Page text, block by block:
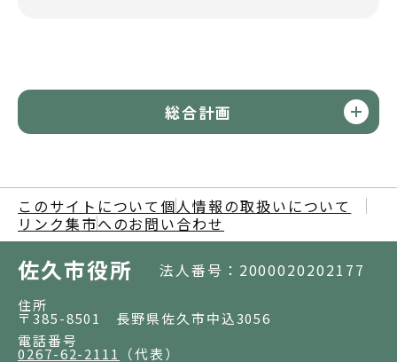
総合計画
このサイトについて 個人情報の取扱いについて
リンク集市へのお問い合わせ
佐久市役所 法人番号：2000020202177
住所
〒385-8501 長野県佐久市中込3056
電話番号
0267-62-2111 （代表）